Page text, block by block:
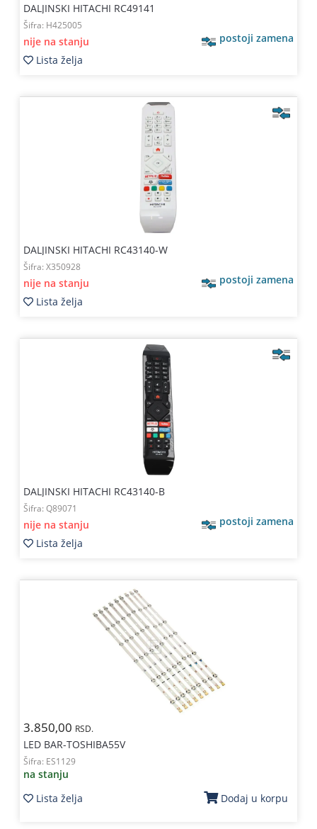
DALJINSKI HITACHI RC49141
Šifra: H425005
nije na stanju
postoji zamena
Lista želja
DALJINSKI HITACHI RC43140-W
Šifra: X350928
nije na stanju
postoji zamena
Lista želja
DALJINSKI HITACHI RC43140-B
Šifra: Q89071
nije na stanju
postoji zamena
Lista želja
3.850,00 RSD.
LED BAR-TOSHIBA55V
Šifra: ES1129
na stanju
Lista želja
Dodaj u korpu